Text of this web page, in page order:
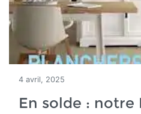
4 avril, 2025
En solde : notre